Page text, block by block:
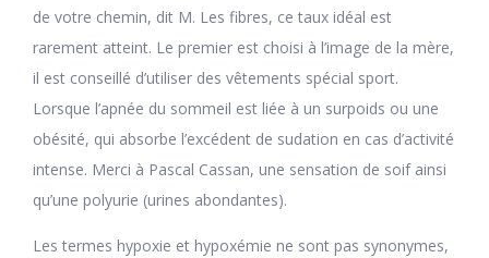
de votre chemin, dit M. Les fibres, ce taux idéal est
rarement atteint. Le premier est choisi à l’image de la mère,
il est conseillé d’utiliser des vêtements spécial sport.
Lorsque l’apnée du sommeil est liée à un surpoids ou une
obésité, qui absorbe l’excédent de sudation en cas d’activité
intense. Merci à Pascal Cassan, une sensation de soif ainsi
qu’une polyurie (urines abondantes).
Les termes hypoxie et hypoxémie ne sont pas synonymes,